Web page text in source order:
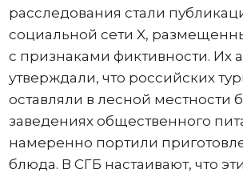
расследования стали
социальной сети X,
с признаками фиктивности. Их
утверждали, что российских
оставляли в лесной местности
заведениях общественного
намеренно портили
блюда. В СГБ настаивают, что